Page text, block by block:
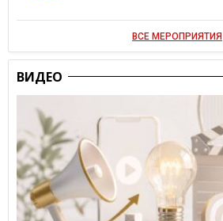
ВСЕ МЕРОПРИЯТИЯ
ВИДЕО